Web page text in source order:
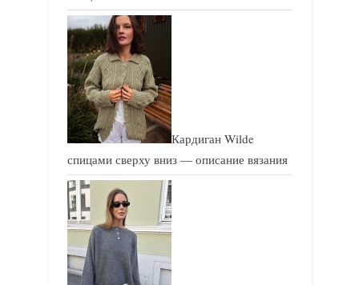
Кардиган Wilde
спицами сверху вниз — описание вязания